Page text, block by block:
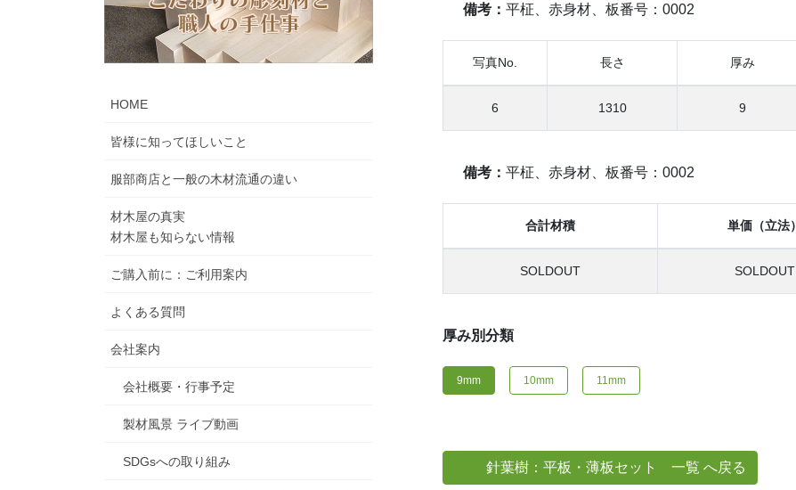
備考： 平柾、赤身材、板番号：0002
写真No. 長さ 厚み
6 1310 9
備考： 平柾、赤身材、板番号：0002
合計材積 単価（立法）
SOLDOUT SOLDOUT
厚み別分類
9mm 10mm 11mm
針葉樹：平板・薄板セット 一覧 へ戻る
HOME
皆様に知ってほしいこと
服部商店と一般の木材流通の違い
材木屋の真実
材木屋も知らない情報
ご購入前に：ご利用案内
よくある質問
会社案内
会社概要・行事予定
製材風景 ライブ動画
SDGsへの取り組み